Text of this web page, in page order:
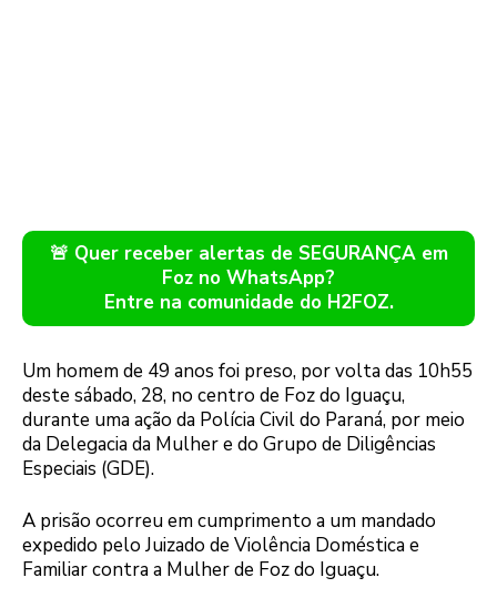
🚨 Quer receber alertas de SEGURANÇA em
Foz no WhatsApp?
Entre na comunidade do H2FOZ.
Um homem de 49 anos foi preso, por volta das 10h55
deste sábado, 28, no centro de Foz do Iguaçu,
durante uma ação da Polícia Civil do Paraná, por meio
da Delegacia da Mulher e do Grupo de Diligências
Especiais (GDE).
A prisão ocorreu em cumprimento a um mandado
expedido pelo Juizado de Violência Doméstica e
Familiar contra a Mulher de Foz do Iguaçu.